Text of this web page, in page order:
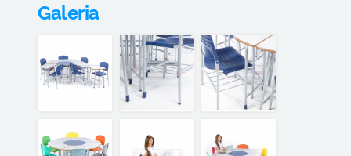
Galeria